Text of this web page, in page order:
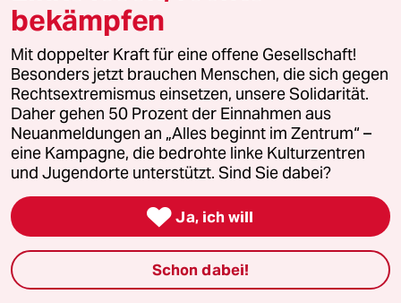
Le Monde diplomatique
taz Archiv
Mehr taz Angebote
Reisen
Kantine
bekämpfen
Mit doppelter Kraft für eine offene Gesellschaft!
Besonders jetzt brauchen Menschen, die sich gegen
Rechtsextremismus einsetzen, unsere Solidarität.
Daher gehen 50 Prozent der Einnahmen aus
Neuanmeldungen an „Alles beginnt im Zentrum“ –
eine Kampagne, die bedrohte linke Kulturzentren
und Jugendorte unterstützt. Sind Sie dabei?
 Ja, ich will
Schon dabei!